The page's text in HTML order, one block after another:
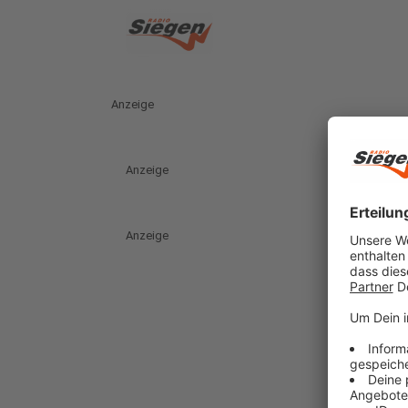
Anzeige
Anzeige
Anzeige